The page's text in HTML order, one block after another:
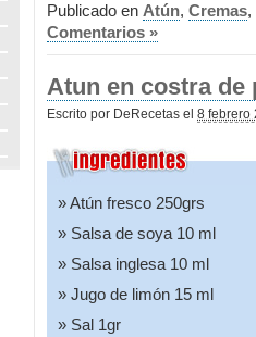
Publicado en Atún, Cremas,
Comentarios »
Atun en costra de
Escrito por DeRecetas el 8 febrero
Atún fresco 250grs
Salsa de soya 10 ml
Salsa inglesa 10 ml
Jugo de limón 15 ml
Sal 1gr